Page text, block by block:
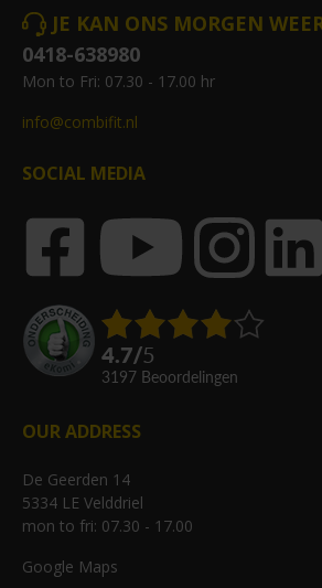
JE KAN ONS MORGEN
0418-638980
Mon to Fri: 07.30 - 17.00 hr
info@combifit.nl
SOCIAL MEDIA
4.7/5
3197 beoordelingen
OUR ADDRESS
De Geerden 14
5334 LE Velddriel
mon to fri: 07.30 - 17.00
Google Maps